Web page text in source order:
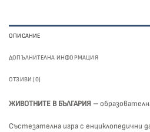
ОПИСАНИЕ
ДОПЪЛНИТЕЛНА ИНФОРМАЦИЯ
ОТЗИВИ (0)
ЖИВОТНИТЕ В БЪЛГАРИЯ –
Състезателна игра с енциклопедични